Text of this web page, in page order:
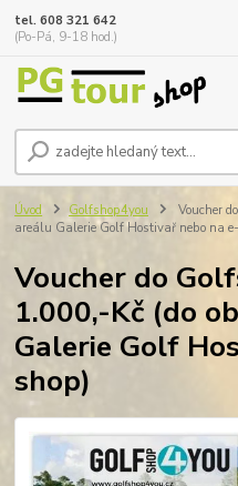
tel. 608 321 642
(Po-Pá, 9-18 hod.)
Úvod Golfshop4you
Voucher
areálu Galerie Golf Hostivař nebo na
Voucher do
1.000,-Kč (do
Galerie Golf
shop)